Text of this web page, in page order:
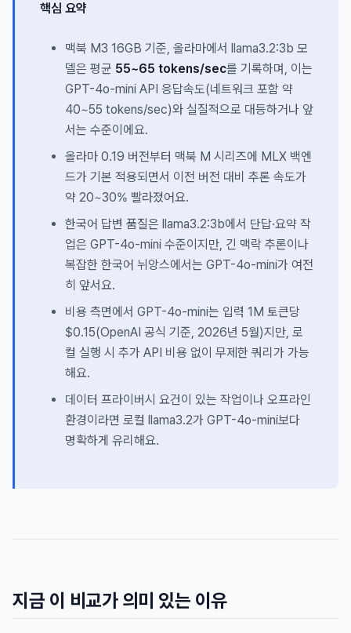
핵심 요약
맥북 M3 16GB 기준, 올라마에서 llama3.2:3b 모
델은 평균 55~65 tokens/sec를 기록하며, 이는
GPT-4o-mini API 응답속도(네트워크 포함 약
40~55 tokens/sec)와 실질적으로 대등하거나 앞
서는 수준이에요.
올라마 0.19 버전부터 맥북 M 시리즈에 MLX 백엔
드가 기본 적용되면서 이전 버전 대비 추론 속도가
약 20~30% 빨라졌어요.
한국어 답변 품질은 llama3.2:3b에서 단답·요약 작
업은 GPT-4o-mini 수준이지만, 긴 맥락 추론이나
복잡한 한국어 뉘앙스에서는 GPT-4o-mini가 여전
히 앞서요.
비용 측면에서 GPT-4o-mini는 입력 1M 토큰당
$0.15(OpenAI 공식 기준, 2026년 5월)지만, 로
컬 실행 시 추가 API 비용 없이 무제한 쿼리가 가능
해요.
데이터 프라이버시 요건이 있는 작업이나 오프라인
환경이라면 로컬 llama3.2가 GPT-4o-mini보다
명확하게 유리해요.
지금 이 비교가 의미 있는 이유